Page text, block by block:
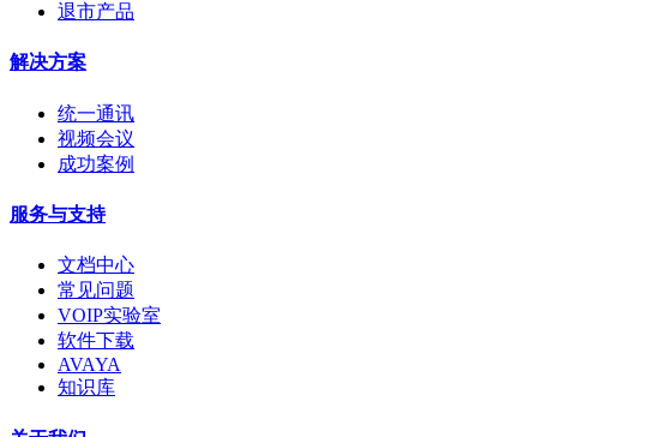
退市产品
解决方案
统一通讯
视频会议
成功案例
服务与支持
文档中心
常见问题
VOIP实验室
软件下载
AVAYA
知识库